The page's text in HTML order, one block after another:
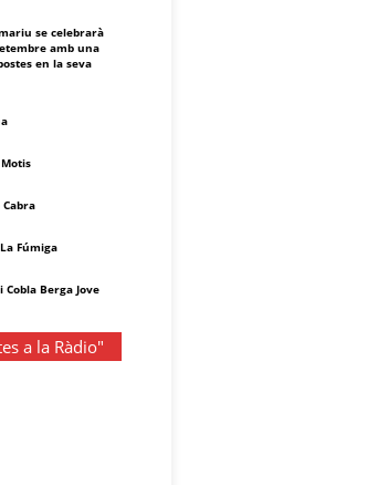
se celebrarà
amb una
en la seva
Cabra
Fúmiga
Cobla Berga Jove
a la Ràdio"